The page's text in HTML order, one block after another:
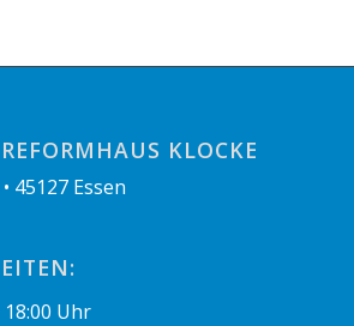
KLOCKE
45127 Essen
Uhr